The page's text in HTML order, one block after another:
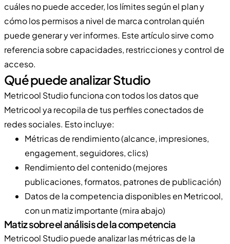
cuáles no puede acceder, los límites según el plan y
cómo los permisos a nivel de marca controlan quién
puede generar y ver informes. Este artículo sirve como
referencia sobre capacidades, restricciones y control de
acceso.
Qué puede analizar Studio
Metricool Studio funciona con todos los datos que
Metricool ya recopila de tus perfiles conectados de
redes sociales. Esto incluye:
Métricas de rendimiento (alcance, impresiones,
engagement, seguidores, clics)
Rendimiento del contenido (mejores
publicaciones, formatos, patrones de publicación)
Datos de la competencia disponibles en Metricool,
con un matiz importante (mira abajo)
Matiz sobre el análisis de la competencia
Metricool Studio puede analizar las métricas de la